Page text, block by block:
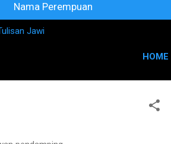
Nama Perempuan
Jawi
HOME